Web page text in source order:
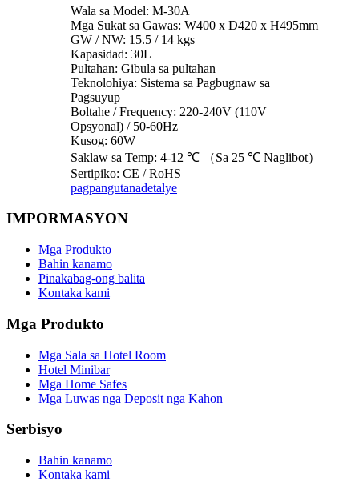
Wala sa Model: M-30A
Mga Sukat sa Gawas: W400 x D420 x H495mm
GW / NW: 15.5 / 14 kgs
Kapasidad: 30L
Pultahan: Gibula sa pultahan
Teknolohiya: Sistema sa Pagbugnaw sa
Pagsuyup
Boltahe / Frequency: 220-240V (110V
Opsyonal) / 50-60Hz
Kusog: 60W
Saklaw sa Temp: 4-12 ℃ （Sa 25 ℃ Naglibot）
Sertipiko: CE / RoHS
pagpangutanadetalye
IMPORMASYON
Mga Produkto
Bahin kanamo
Pinakabag-ong balita
Kontaka kami
Mga Produkto
Mga Sala sa Hotel Room
Hotel Minibar
Mga Home Safes
Mga Luwas nga Deposit nga Kahon
Serbisyo
Bahin kanamo
Kontaka kami